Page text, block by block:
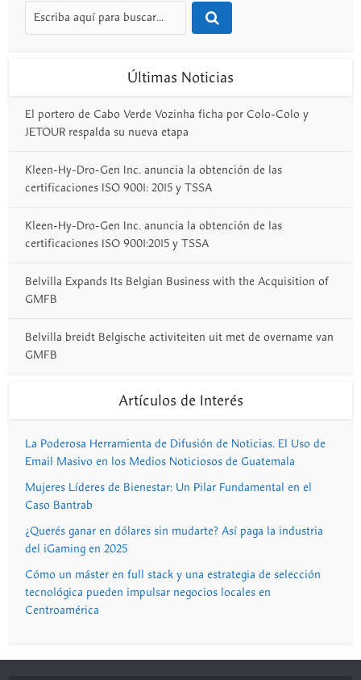
Últimas Noticias
El portero de Cabo Verde Vozinha ficha por Colo-Colo y
JETOUR respalda su nueva etapa
Kleen-Hy-Dro-Gen Inc. anuncia la obtención de las
certificaciones ISO 9001: 2015 y TSSA
Kleen-Hy-Dro-Gen Inc. anuncia la obtención de las
certificaciones ISO 9001:2015 y TSSA
Belvilla Expands Its Belgian Business with the Acquisition of
GMFB
Belvilla breidt Belgische activiteiten uit met de overname van
GMFB
Artículos de Interés
La Poderosa Herramienta de Difusión de Noticias. El Uso de
Email Masivo en los Medios Noticiosos de Guatemala
Mujeres Líderes de Bienestar: Un Pilar Fundamental en el
Caso Bantrab
¿Querés ganar en dólares sin mudarte? Así paga la industria
del iGaming en 2025
Cómo un máster en full stack y una estrategia de selección
tecnológica pueden impulsar negocios locales en
Centroamérica